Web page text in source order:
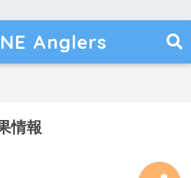
Anglers
情報